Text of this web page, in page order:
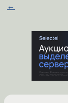
←